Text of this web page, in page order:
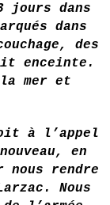
jours dans
dans
des
enceinte.
mer et
à l’appel
en
nous rendre
Nous